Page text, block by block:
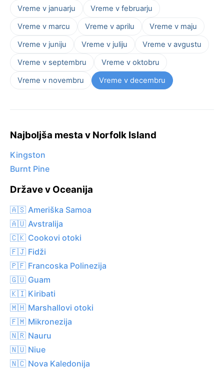
Vreme v januarju
Vreme v februarju
Vreme v marcu
Vreme v aprilu
Vreme v maju
Vreme v juniju
Vreme v juliju
Vreme v avgustu
Vreme v septembru
Vreme v oktobru
Vreme v novembru
Vreme v decembru
Najboljša mesta v Norfolk Island
Kingston
Burnt Pine
Države v Oceanija
🇦🇸 Ameriška Samoa
🇦🇺 Avstralija
🇨🇰 Cookovi otoki
🇫🇯 Fidži
🇵🇫 Francoska Polinezija
🇬🇺 Guam
🇰🇮 Kiribati
🇲🇭 Marshallovi otoki
🇫🇲 Mikronezija
🇳🇷 Nauru
🇳🇺 Niue
🇳🇨 Nova Kaledonija